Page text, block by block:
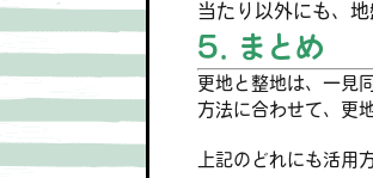
当たり以外にも、
5. まとめ
更地と整地は、一見
方法に合わせて、更
上記のどれにも活用